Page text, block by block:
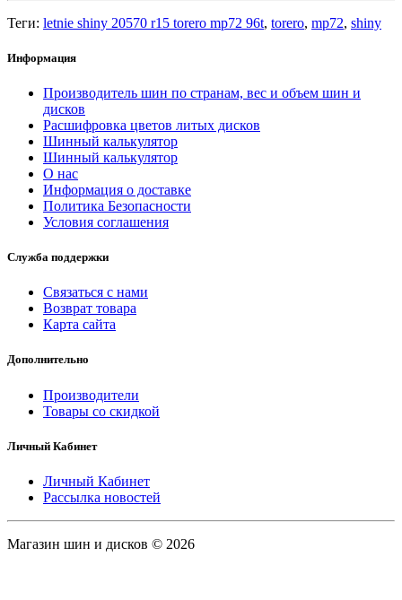
Теги: letnie shiny 20570 r15 torero mp72 96t, torero, mp72, shiny
Информация
Производитель шин по странам, вес и объем шин и
дисков
Расшифровка цветов литых дисков
Шинный калькулятор
Шинный калькулятор
О нас
Информация о доставке
Политика Безопасности
Условия соглашения
Служба поддержки
Связаться с нами
Возврат товара
Карта сайта
Дополнительно
Производители
Товары со скидкой
Личный Кабинет
Личный Кабинет
Рассылка новостей
Магазин шин и дисков © 2026